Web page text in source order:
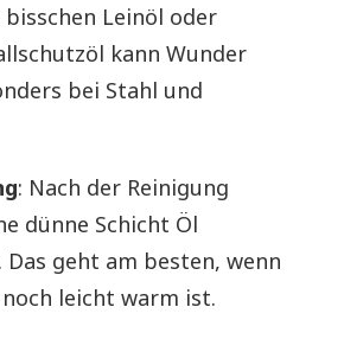
Leinöl oder
kann Wunder
bei Stahl und
: Nach der Reinigung
dünne Schicht Öl
geht am besten, wenn
noch leicht warm ist.